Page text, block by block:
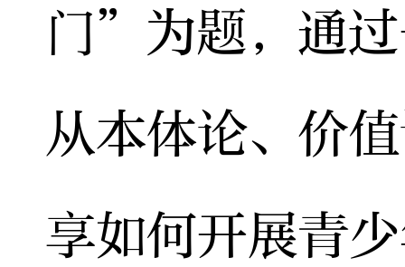
门”为题，通
从本体论、价
享如何开展青